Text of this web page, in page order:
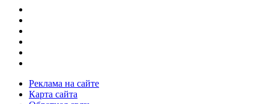
Реклама на сайте
Карта сайта